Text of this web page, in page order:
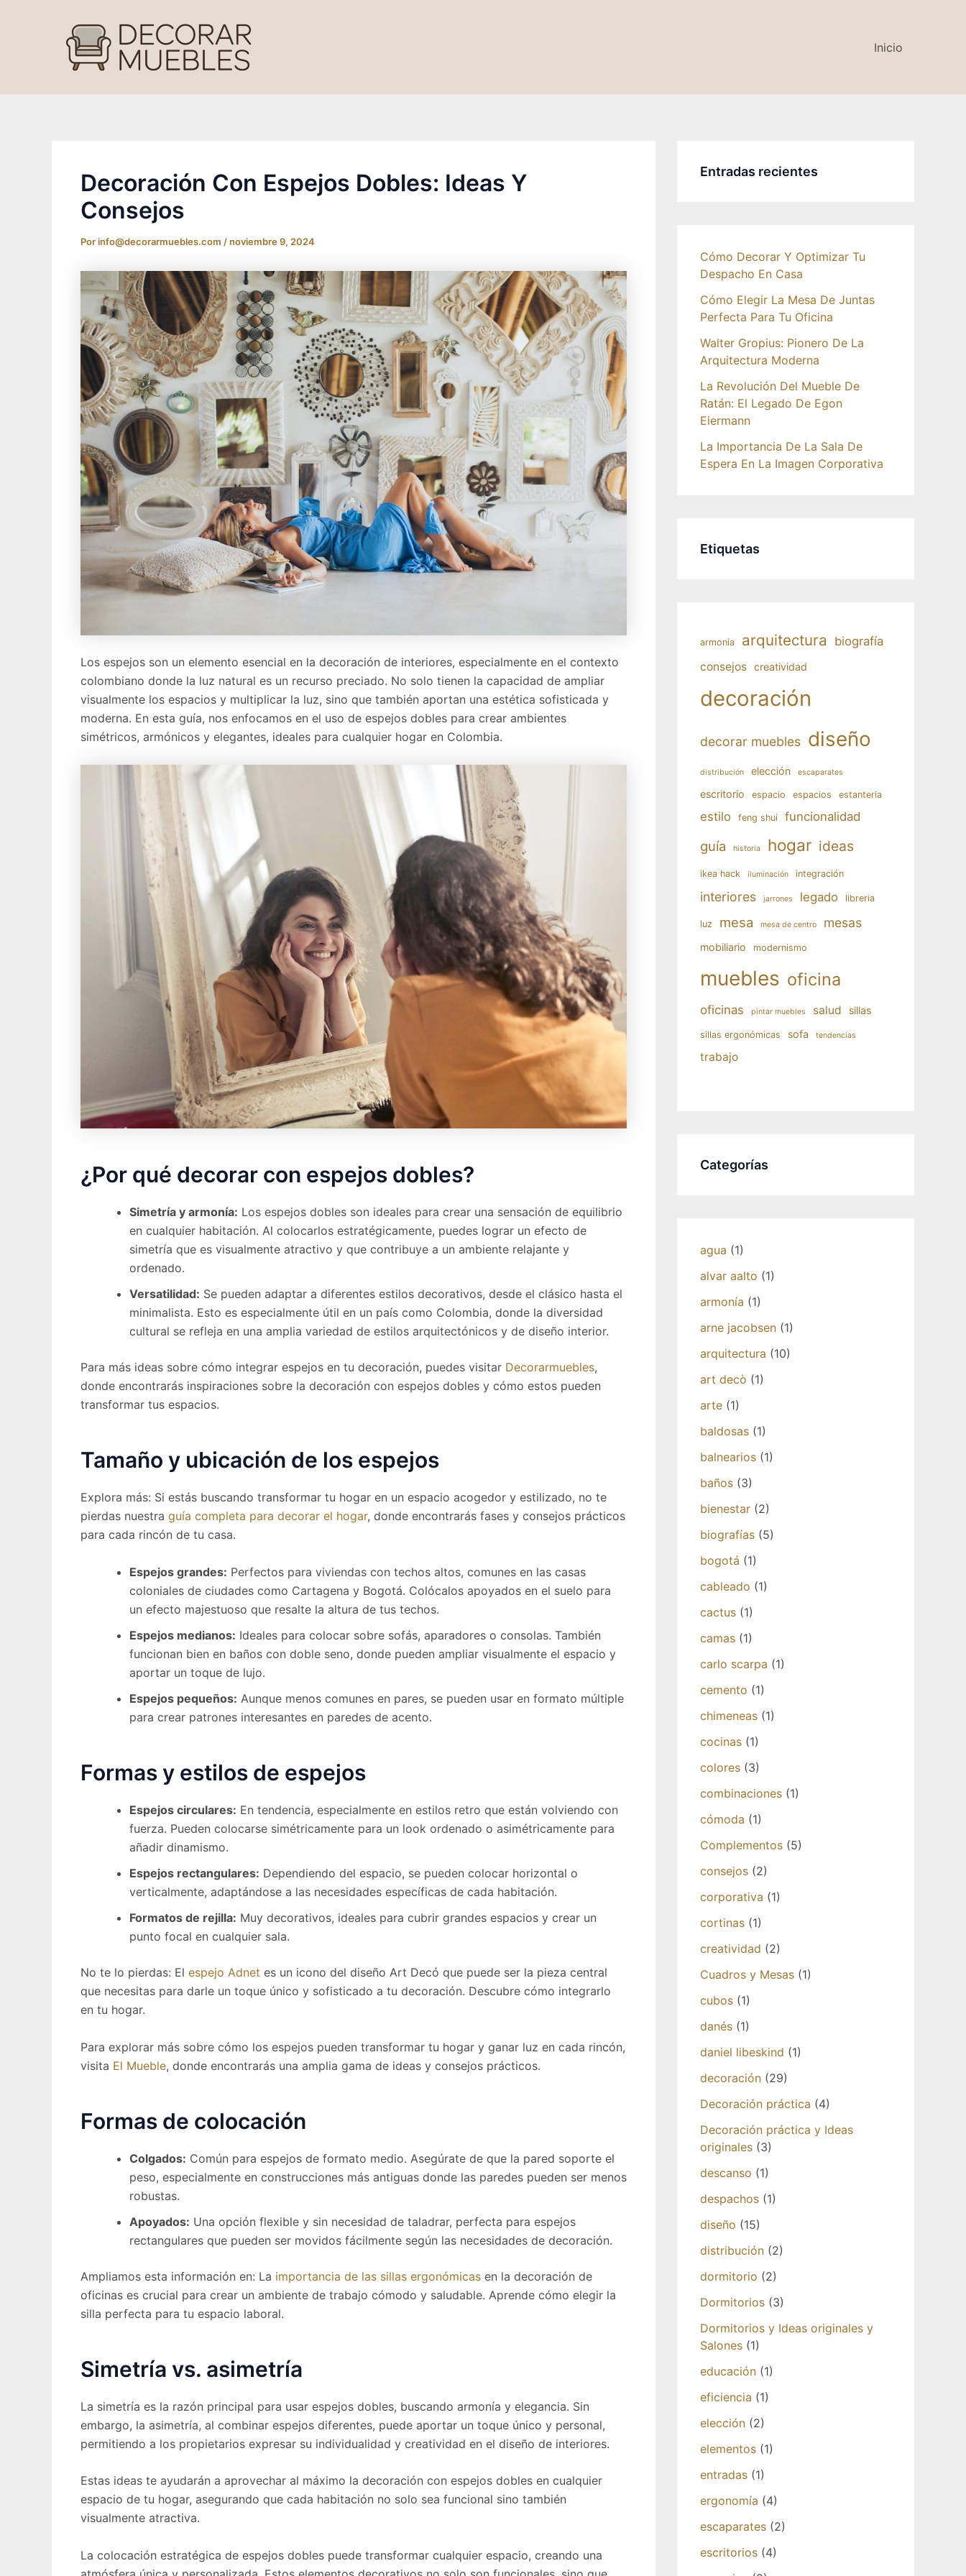
Inicio
Decoración Con Espejos Dobles: Ideas Y
Consejos
Porinfo@decorarmuebles.com /noviembre 9, 2024
Los espejos son un elemento esencial en la decoración de interiores, especialmente en el contexto
colombiano donde la luz natural es un recurso preciado. No solo tienen la capacidad de ampliar
visualmente los espacios y multiplicar la luz, sino que también aportan una estética sofisticada y
moderna. En esta guía, nos enfocamos en el uso de espejos dobles para crear ambientes
simétricos, armónicos y elegantes, ideales para cualquier hogar en Colombia.
¿Por qué decorar con espejos dobles?
Simetría y armonía: Los espejos dobles son ideales para crear una sensación de equilibrio
en cualquier habitación. Al colocarlos estratégicamente, puedes lograr un efecto de
simetría que es visualmente atractivo y que contribuye a un ambiente relajante y
ordenado.
Versatilidad: Se pueden adaptar a diferentes estilos decorativos, desde el clásico hasta el
minimalista. Esto es especialmente útil en un país como Colombia, donde la diversidad
cultural se refleja en una amplia variedad de estilos arquitectónicos y de diseño interior.
Para más ideas sobre cómo integrar espejos en tu decoración, puedes visitar Decorarmuebles,
donde encontrarás inspiraciones sobre la decoración con espejos dobles y cómo estos pueden
transformar tus espacios.
Tamaño y ubicación de los espejos
Explora más: Si estás buscando transformar tu hogar en un espacio acogedor y estilizado, no te
pierdas nuestra guía completa para decorar el hogar, donde encontrarás fases y consejos prácticos
para cada rincón de tu casa.
Espejos grandes: Perfectos para viviendas con techos altos, comunes en las casas
coloniales de ciudades como Cartagena y Bogotá. Colócalos apoyados en el suelo para
un efecto majestuoso que resalte la altura de tus techos.
Espejos medianos: Ideales para colocar sobre sofás, aparadores o consolas. También
funcionan bien en baños con doble seno, donde pueden ampliar visualmente el espacio y
aportar un toque de lujo.
Espejos pequeños: Aunque menos comunes en pares, se pueden usar en formato múltiple
para crear patrones interesantes en paredes de acento.
Formas y estilos de espejos
Espejos circulares: En tendencia, especialmente en estilos retro que están volviendo con
fuerza. Pueden colocarse simétricamente para un look ordenado o asimétricamente para
añadir dinamismo.
Espejos rectangulares: Dependiendo del espacio, se pueden colocar horizontal o
verticalmente, adaptándose a las necesidades específicas de cada habitación.
Formatos de rejilla: Muy decorativos, ideales para cubrir grandes espacios y crear un
punto focal en cualquier sala.
No te lo pierdas: El espejo Adnet es un icono del diseño Art Decó que puede ser la pieza central
que necesitas para darle un toque único y sofisticado a tu decoración. Descubre cómo integrarlo
en tu hogar.
Para explorar más sobre cómo los espejos pueden transformar tu hogar y ganar luz en cada rincón,
visita El Mueble, donde encontrarás una amplia gama de ideas y consejos prácticos.
Formas de colocación
Colgados: Común para espejos de formato medio. Asegúrate de que la pared soporte el
peso, especialmente en construcciones más antiguas donde las paredes pueden ser menos
robustas.
Apoyados: Una opción flexible y sin necesidad de taladrar, perfecta para espejos
rectangulares que pueden ser movidos fácilmente según las necesidades de decoración.
Ampliamos esta información en: La importancia de las sillas ergonómicas en la decoración de
oficinas es crucial para crear un ambiente de trabajo cómodo y saludable. Aprende cómo elegir la
silla perfecta para tu espacio laboral.
Simetría vs. asimetría
La simetría es la razón principal para usar espejos dobles, buscando armonía y elegancia. Sin
embargo, la asimetría, al combinar espejos diferentes, puede aportar un toque único y personal,
permitiendo a los propietarios expresar su individualidad y creatividad en el diseño de interiores.
Estas ideas te ayudarán a aprovechar al máximo la decoración con espejos dobles en cualquier
espacio de tu hogar, asegurando que cada habitación no solo sea funcional sino también
visualmente atractiva.
La colocación estratégica de espejos dobles puede transformar cualquier espacio, creando una
Entradas recientes
Cómo Decorar Y Optimizar Tu
Despacho En Casa
Cómo Elegir La Mesa De Juntas
Perfecta Para Tu Oficina
Walter Gropius: Pionero De La
Arquitectura Moderna
La Revolución Del Mueble De
Ratán: El Legado De Egon
Eiermann
La Importancia De La Sala De
Espera En La Imagen Corporativa
Etiquetas
armonía arquitectura biografía
consejos creatividad
decoración
decorar muebles diseño
distribución elección escaparates
escritorio espacio espacios estanteria
estilo feng shui funcionalidad
guía historia hogar ideas
ikea hack iluminación integración
interiores jarrones legado libreria
luz mesa mesa de centro mesas
mobiliario modernismo
muebles oficina
oficinas pintar muebles salud sillas
sillas ergonómicas sofa tendencias
trabajo
Categorías
agua (1)
alvar aalto (1)
armonía (1)
arne jacobsen (1)
arquitectura (10)
art decò (1)
arte (1)
baldosas (1)
balnearios (1)
baños (3)
bienestar (2)
biografías (5)
bogotá (1)
cableado (1)
cactus (1)
camas (1)
carlo scarpa (1)
cemento (1)
chimeneas (1)
cocinas (1)
colores (3)
combinaciones (1)
cómoda (1)
Complementos (5)
consejos (2)
corporativa (1)
cortinas (1)
creatividad (2)
Cuadros y Mesas (1)
cubos (1)
danés (1)
daniel libeskind (1)
decoración (29)
Decoración práctica (4)
Decoración práctica y Ideas
originales (3)
descanso (1)
despachos (1)
diseño (15)
distribución (2)
dormitorio (2)
Dormitorios (3)
Dormitorios y Ideas originales y
Salones (1)
educación (1)
eficiencia (1)
elección (2)
elementos (1)
entradas (1)
ergonomía (4)
escaparates (2)
escritorios (4)